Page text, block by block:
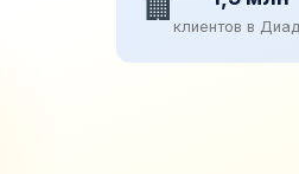
🏢 клиентов в